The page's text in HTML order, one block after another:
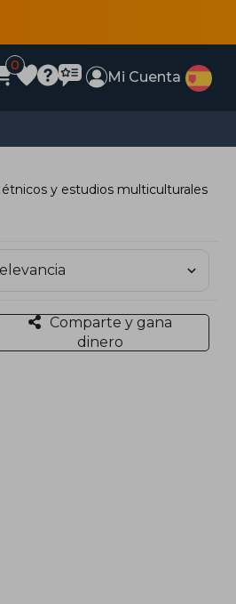
0
Mi Cuenta
étnicos y estudios multiculturales
Comparte y gana
dinero